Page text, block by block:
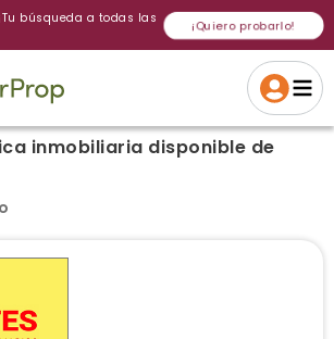
¡Tu búsqueda a todas las
¡Quiero probarlo!
inmobiliaria disponible de